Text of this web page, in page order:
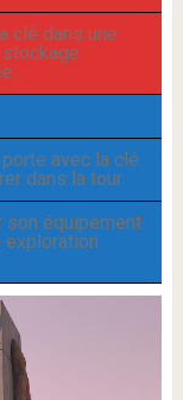
clé dans une
avec la clé
dans la tour.
son équipement
exploration